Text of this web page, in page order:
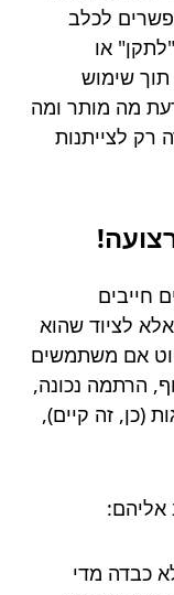
לכלב
או
שימוש
מה מותר ומה
רק לצייתנות
חייבים
לציוד שהוא
אם משתמשים
הרתמה נכונה,
(כן, זה קיים),
אליהם:
כבדה מדי